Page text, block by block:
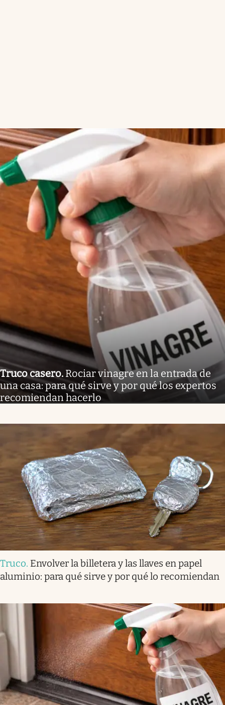
Truco casero. Rociar vinagre en la entrada de
una casa: para qué sirve y por qué los expertos
recomiendan hacerlo
Truco. Envolver la billetera y las llaves en papel
aluminio: para qué sirve y por qué lo recomiendan